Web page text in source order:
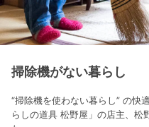
掃除機がない暮らし
“掃除機を使わない暮らし” の快
らしの道具 松野屋」の店主、松